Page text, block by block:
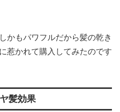
かもパワフルだから髪の乾き
惹かれて購入してみたのです
髪効果